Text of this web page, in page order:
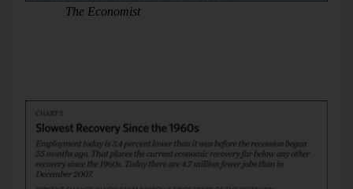
The Economist, 04.08.2010.